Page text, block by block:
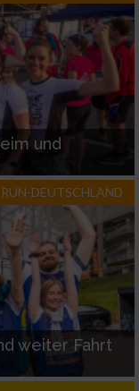
und
RUN-DEUTSCHLAND
weiter Fahrt